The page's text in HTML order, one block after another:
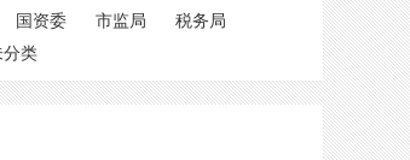
国资委 市监局
税务局
类